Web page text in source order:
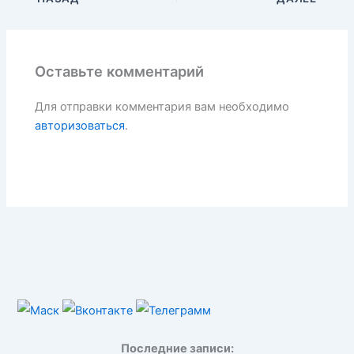
Оставьте комментарий
Для отправки комментария вам необходимо
авторизоваться.
Последние записи: